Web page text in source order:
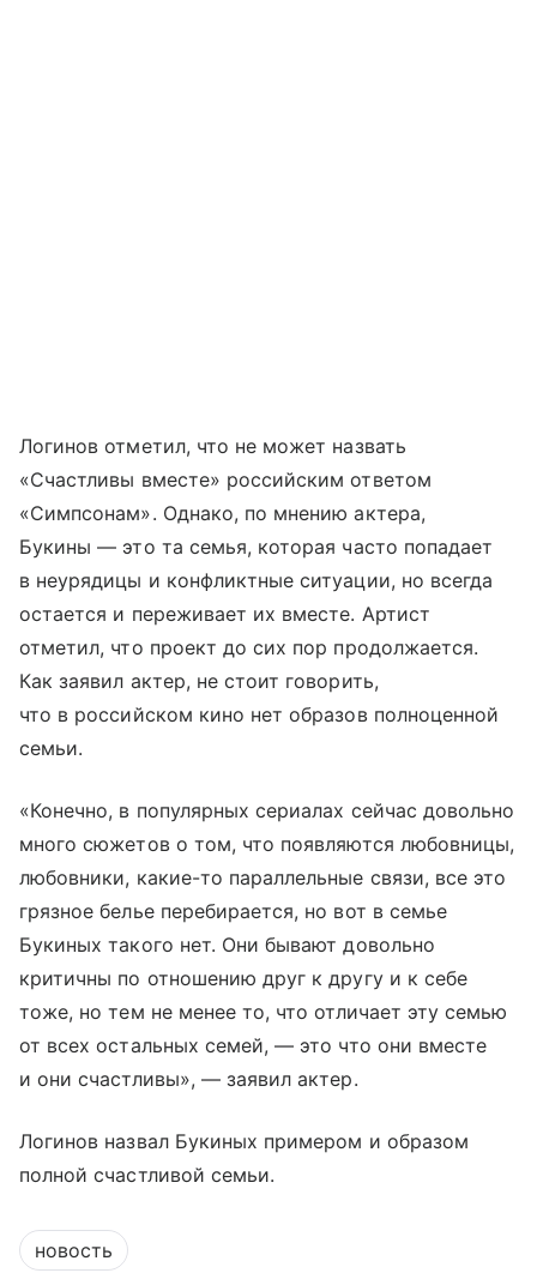
Логинов отметил, что не может назвать
«Счастливы вместе» российским ответом
«Симпсонам». Однако, по мнению актера,
Букины — это та семья, которая часто попадает
в неурядицы и конфликтные ситуации, но всегда
остается и переживает их вместе. Артист
отметил, что проект до сих пор продолжается.
Как заявил актер, не стоит говорить,
что в российском кино нет образов полноценной
семьи.
«Конечно, в популярных сериалах сейчас довольно
много сюжетов о том, что появляются любовницы,
любовники, какие-то параллельные связи, все это
грязное белье перебирается, но вот в семье
Букиных такого нет. Они бывают довольно
критичны по отношению друг к другу и к себе
тоже, но тем не менее то, что отличает эту семью
от всех остальных семей, — это что они вместе
и они счастливы», — заявил актер.
Логинов назвал Букиных примером и образом
полной счастливой семьи.
новость